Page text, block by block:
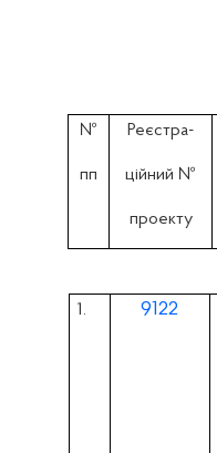
№
пп
Реєстра-
ційний №
проекту
1. 9122